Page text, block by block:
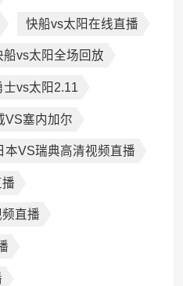
快船vs太阳在线直播
船vs太阳全场回放
士vs太阳2.11
VS塞内加尔
本VS瑞典高清视频直播
直播